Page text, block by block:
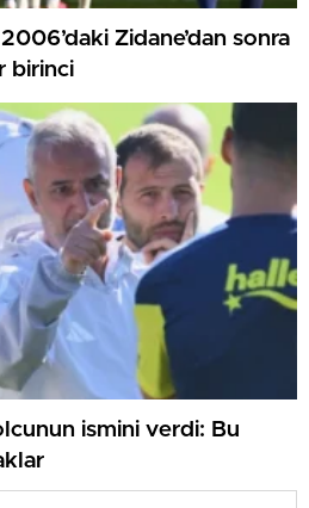
Zidane’dan sonra
birinci
ismini verdi: Bu